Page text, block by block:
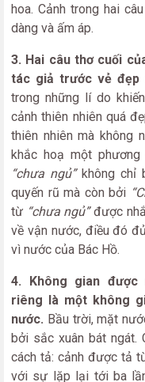
hoa. Cảnh trong hai
dàng và ấm áp.
3. Hai câu thơ cuối
tác giả trước vẻ đẹp
trong những lí do khiến
cảnh thiên nhiên quá
thiên nhiên mà không
khắc hoạ một
“chưa ngủ”không chỉ
quyến rũ mà còn bởi
từ “chưa ngủ”được
về vận nước, điều đó
vì nước của Bác Hồ.
4. Không gian
riêng là một không
nước. Bầu trời, mặt
bởi sắc xuân bát ngát.
cách tả: cảnh được tả
với sự lặp lại tới ba